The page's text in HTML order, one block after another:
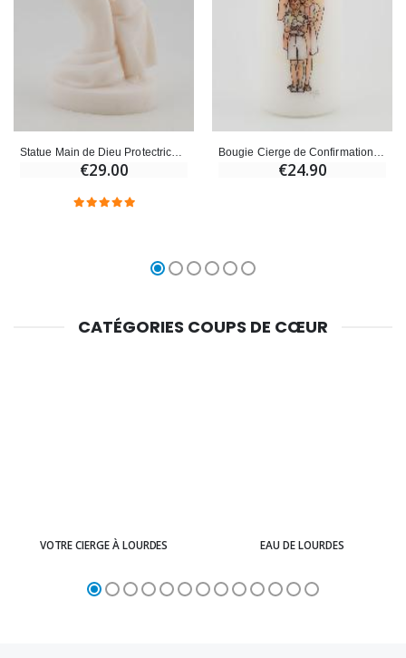
Statue Main de Dieu Protectrice - Modèle Garçon
€29.00 €24.90
CATÉGORIES COUPS DE CŒUR
VOTRE CIERGE À LOURDES EAU DE LOURDES